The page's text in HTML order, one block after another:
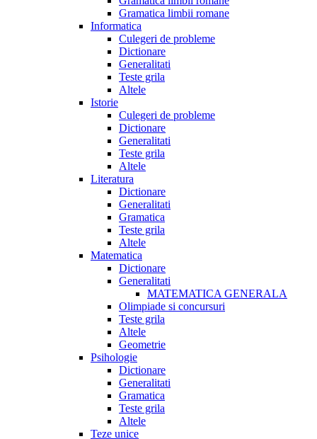
Gramatica limbii romane
Informatica
Culegeri de probleme
Dictionare
Generalitati
Teste grila
Altele
Istorie
Culegeri de probleme
Dictionare
Generalitati
Teste grila
Altele
Literatura
Dictionare
Generalitati
Gramatica
Teste grila
Altele
Matematica
Dictionare
Generalitati
MATEMATICA GENERALA
Olimpiade si concursuri
Teste grila
Altele
Geometrie
Psihologie
Dictionare
Generalitati
Gramatica
Teste grila
Altele
Teze unice